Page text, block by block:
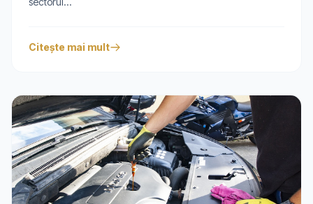
Citește mai mult